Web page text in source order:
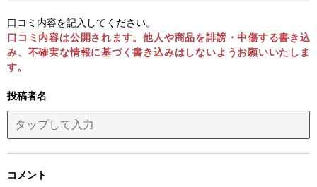
口コミ内容を記入してください。
口コミ内容は公開されます。他人や商品を誹謗・中傷する書き込
み、不確実な情報に基づく書き込みはしないようお願いいたしま
す。
投稿者名
コメント